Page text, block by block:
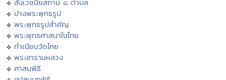
สังเวชนียสถาน ๔ ตำบล
ปางพระพุทธรูป
พระพุทธรูปสำคัญ
พระพุทธศาสนาในไทย
ทำเนียบวัดไทย
พระอารามหลวง
ศาสนพิธี